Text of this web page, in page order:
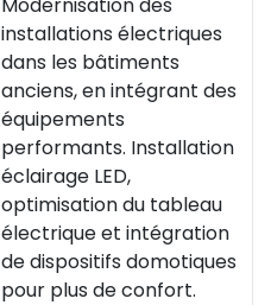
installations électriques
dans les bâtiments
anciens, en intégrant des
équipements
performants. Installation
éclairage LED,
optimisation du tableau
électrique et intégration
de dispositifs domotiques
pour plus de confort.